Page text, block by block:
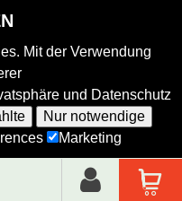
Mit der Verwendung
und Datenschutz
Nur notwendige
Marketing